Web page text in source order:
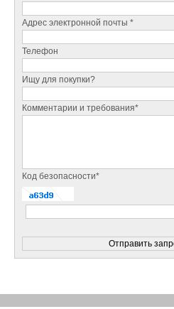
Адрес электронной почты *
Телефон
Ищу для покупки?
Комментарии и требования*
Код безопасности*